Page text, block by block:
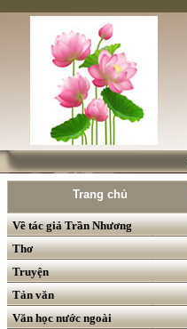
Trang chủ
Về tác giả Trần Nhương
Thơ
Truyện
Tản văn
Văn học nước ngoài